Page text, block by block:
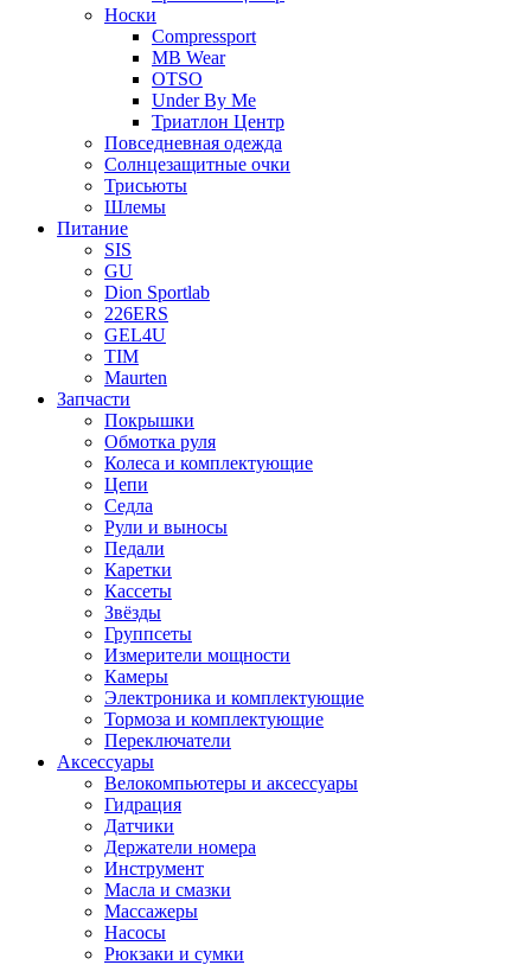
Носки
Compressport
MB Wear
OTSO
Under By Me
Триатлон Центр
Повседневная одежда
Солнцезащитные очки
Трисьюты
Шлемы
Питание
SIS
GU
Dion Sportlab
226ERS
GEL4U
TIM
Maurten
Запчасти
Покрышки
Обмотка руля
Колеса и комплектующие
Цепи
Седла
Рули и выносы
Педали
Каретки
Кассеты
Звёзды
Группсеты
Измерители мощности
Камеры
Электроника и комплектующие
Тормоза и комплектующие
Переключатели
Аксессуары
Велокомпьютеры и аксессуары
Гидрация
Датчики
Держатели номера
Инструмент
Масла и смазки
Массажеры
Насосы
Рюкзаки и сумки